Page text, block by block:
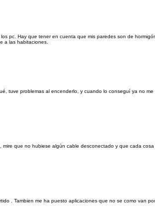
pc. Hay que tener en cuenta que mis paredes son de
a las habitaciones.
tuve problemas al encenderlo, y cuando lo conseguí ya no me
que no hubiese algún cable desconectado y que cada cosa
. Tambien me ha puesto aplicaciones que no se como van